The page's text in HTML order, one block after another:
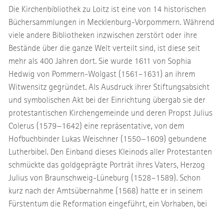
Die Kirchenbibliothek zu Loitz ist eine von 14 historischen
Büchersammlungen in Mecklenburg-Vorpommern. Während
viele andere Bibliotheken inzwischen zerstört oder ihre
Bestände über die ganze Welt verteilt sind, ist diese seit
mehr als 400 Jahren dort. Sie wurde 1611 von Sophia
Hedwig von Pommern-Wolgast (1561–1631) an ihrem
Witwensitz gegründet. Als Ausdruck ihrer Stiftungsabsicht
und symbolischen Akt bei der Einrichtung übergab sie der
protestantischen Kirchengemeinde und deren Propst Julius
Colerus (1579−1642) eine repräsentative, von dem
Hofbuchbinder Lukas Weischner (1550−1609) gebundene
Lutherbibel. Den Einband dieses Kleinods aller Protestanten
schmückte das goldgeprägte Porträt ihres Vaters, Herzog
Julius von Braunschweig-Lüneburg (1528–1589). Schon
kurz nach der Amtsübernahme (1568) hatte er in seinem
Fürstentum die Reformation eingeführt, ein Vorhaben, bei